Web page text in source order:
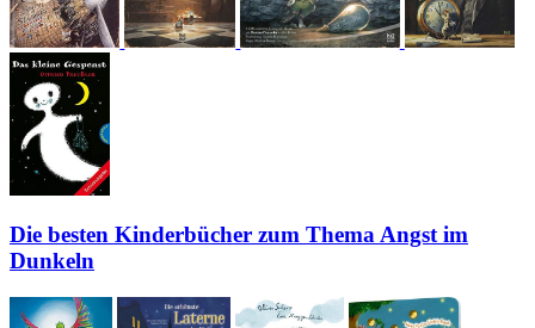
Die besten Kinderbücher zum Thema Angst im
Dunkeln